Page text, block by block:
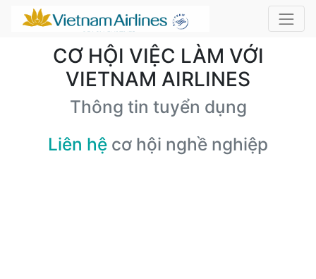
CƠ HỘI VIỆC LÀM VỚI
VIETNAM AIRLINES
Thông tin tuyển dụng
Liên hệ cơ hội nghề nghiệp